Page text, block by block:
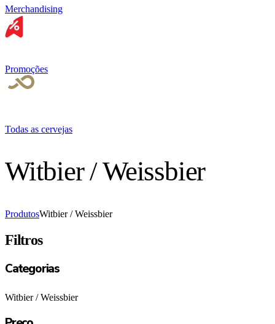
Merchandising
Promoções
Todas as cervejas
Witbier / Weissbier
ProdutosWitbier / Weissbier
Filtros
Categorias
Witbier / Weissbier